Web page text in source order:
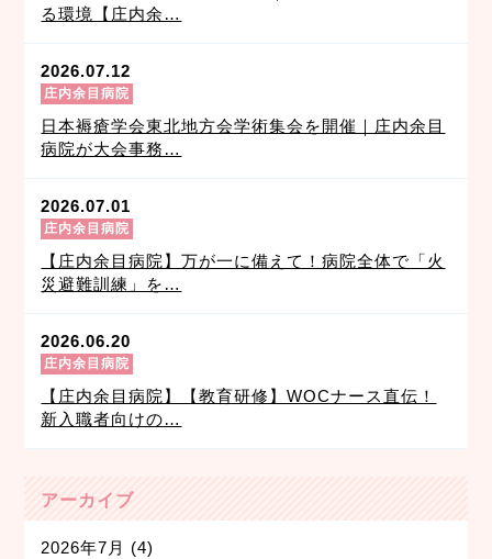
る環境【庄内余…
2026.07.12
庄内余目病院
日本褥瘡学会東北地方会学術集会を開催｜庄内余目
病院が大会事務…
2026.07.01
庄内余目病院
【庄内余目病院】万が一に備えて！病院全体で「火
災避難訓練」を…
2026.06.20
庄内余目病院
【庄内余目病院】【教育研修】WOCナース直伝！
新入職者向けの…
アーカイブ
2026年7月 (4)